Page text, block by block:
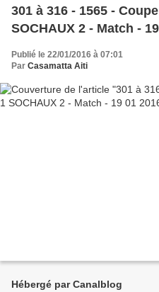
301 à 316 - 1565 -
SOCHAUX 2 - Match -
Publié le 22/01/2016 à 07:01
Par Casamatta Aiti
Hébergé par Canalblog